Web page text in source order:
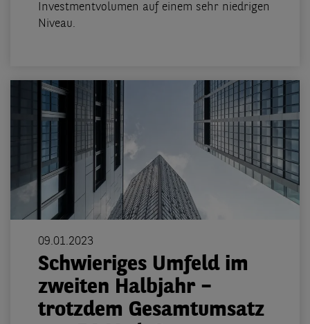
Investmentvolumen auf einem sehr niedrigen
Niveau.
09.01.2023
Schwieriges Umfeld im
zweiten Halbjahr –
trotzdem Gesamtumsatz